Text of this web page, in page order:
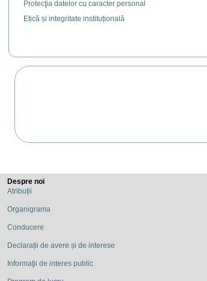
Protecţia datelor cu caracter personal
Etică și integritate instituțională
Despre noi
Atribuții
Organigrama
Conducere
Declarații de avere și de interese
Informaţii de interes public